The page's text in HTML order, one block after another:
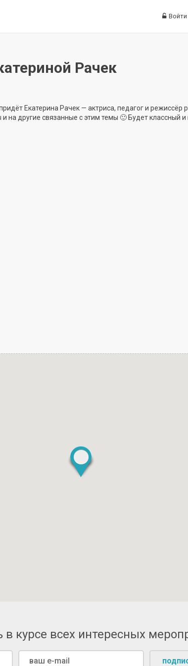
Войти
Рачек
Екатерина Рачек — актриса, педагог и режиссёр
на другие связанные с этим темы 🙂 Будет классный
в курсе всех интересных